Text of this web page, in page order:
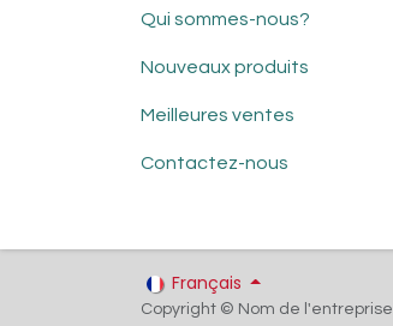
Qui sommes-nous?
Nouveaux produits
Meilleures ventes
Contactez-nous
Copyright © Nom de l'entreprise
Français